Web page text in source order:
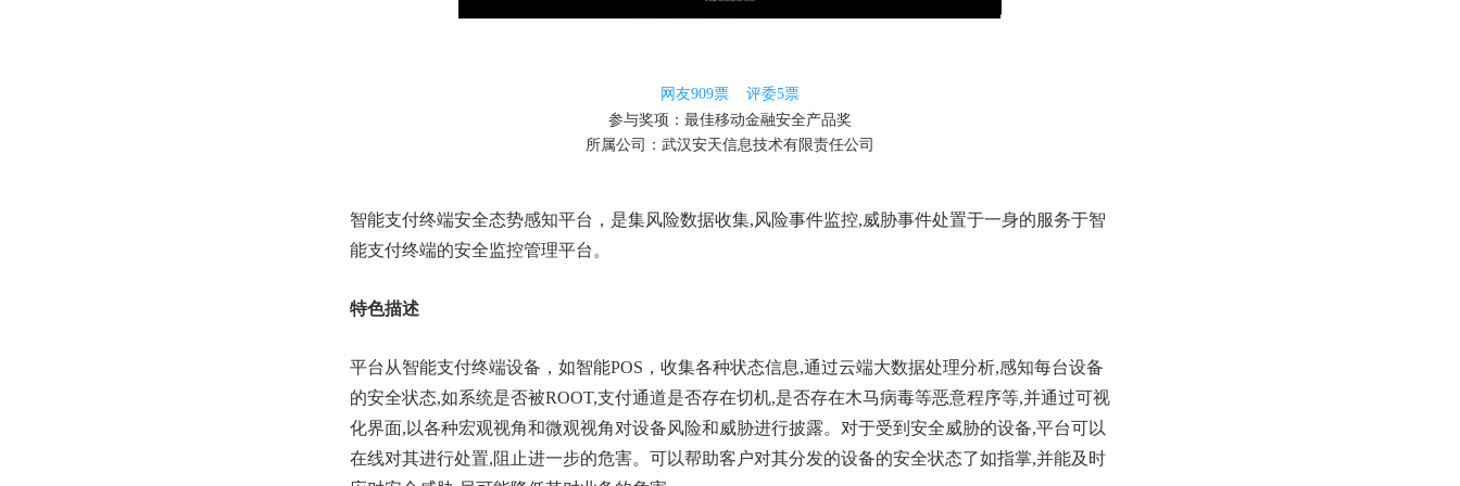
网友909票 评委5票
参与奖项：最佳移动金融安全产品奖
所属公司： 武汉安天信息技术有限责任公司
智能支付终端安全态势感知平台，是集风险数据收集,风险事件监控,威胁事件处置于一身的服务于智
能支付终端的安全监控管理平台。
特色描述
平台从智能支付终端设备，如智能POS，收集各种状态信息,通过云端大数据处理分析,感知每台设备
的安全状态,如系统是否被ROOT,支付通道是否存在切机,是否存在木马病毒等恶意程序等,并通过可视
化界面,以各种宏观视角和微观视角对设备风险和威胁进行披露。对于受到安全威胁的设备,平台可以
在线对其进行处置,阻止进一步的危害。可以帮助客户对其分发的设备的安全状态了如指掌,并能及时